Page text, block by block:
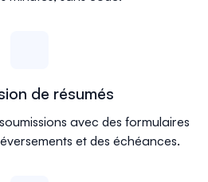
de résumés
avec des formulaires
et des échéances.